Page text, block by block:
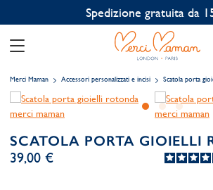
Personalizzazione
Merci Maman Accessori personalizzati e incisi Scatola porta
SCATOLA PORTA GIOIELLI
39,00 €